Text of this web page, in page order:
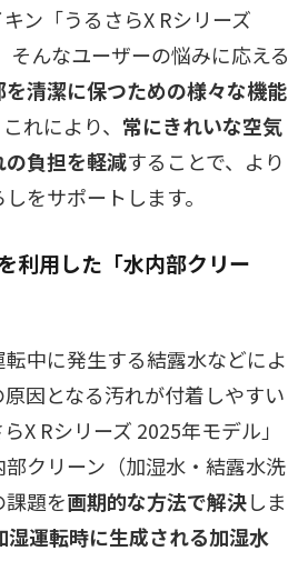
ン「うるさらX Rシリーズ
そんなユーザーの悩みに応える
清潔に保つための様々な機能
れにより、 常にきれいな空気
の負担を軽減することで、より
をサポートします。
利用した「水内部クリー
中に発生する結露水などによ
因となる汚れが付着しやすい
X Rシリーズ 2025年モデル」
クリーン（加湿水・結露水洗
題を画期的な方法で解決しま
湿運転時に生成される加湿水